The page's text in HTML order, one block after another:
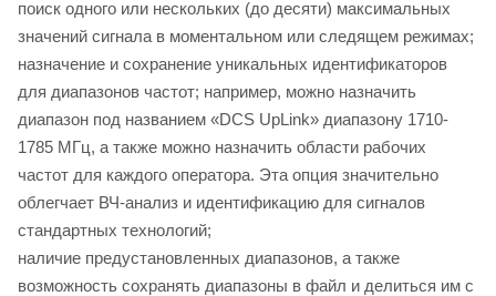
поиск одного или нескольких (до десяти) максимальных
значений сигнала в моментальном или следящем режимах;
назначение и сохранение уникальных идентификаторов
для диапазонов частот; например, можно назначить
диапазон под названием «DCS UpLink» диапазону 1710-
1785 МГц, а также можно назначить области рабочих
частот для каждого оператора. Эта опция значительно
облегчает ВЧ-анализ и идентификацию для сигналов
стандартных технологий;
наличие предустановленных диапазонов, а также
возможность сохранять диапазоны в файл и делиться им с